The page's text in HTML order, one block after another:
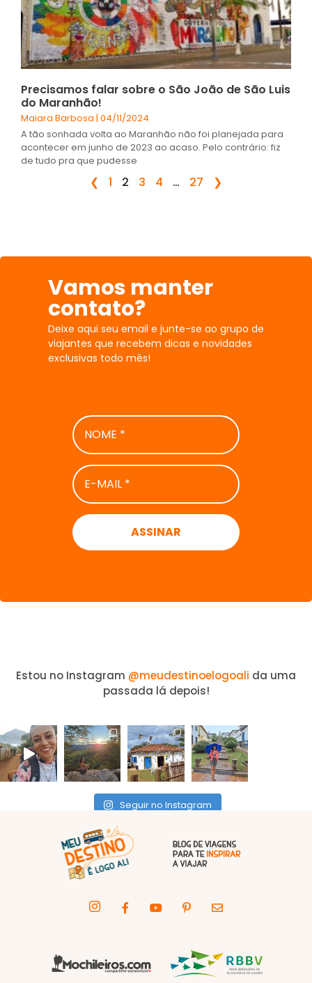
Precisamos falar sobre o São João de São Luis
do Maranhão!
Maiara Barbosa 04/11/2024
A tão sonhada volta ao Maranhão não foi planejada para
acontecer em junho de 2023 ao acaso. Pelo contrário: fiz
de tudo pra que pudesse
❮ 1 2 3 4 … 27 ❯
Vamos manter
contato?
Deixe aqui seu email e junte-se ao grupo de
viajantes que recebem dicas e novidades
exclusivas todo mês!
NOME
*
E-
MAIL
*
Estou no Instagram @meudestinoelogoali da uma
passada lá depois!
Seguir no Instagram